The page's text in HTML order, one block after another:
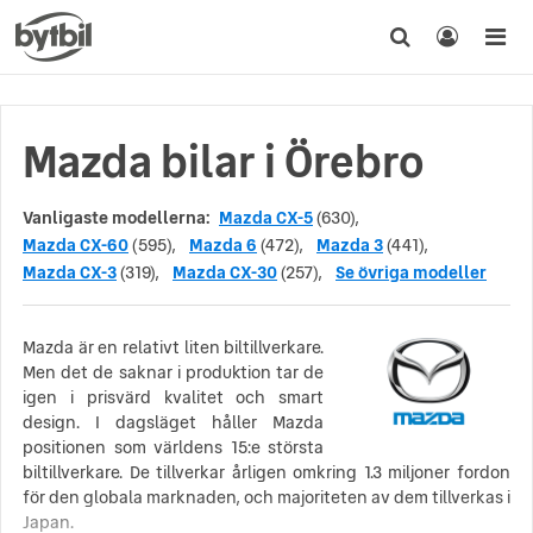
Mazda bilar i Örebro
Vanligaste modellerna: Mazda CX-5(630),
Mazda CX-60(595), Mazda 6 (472), Mazda 3(441),
Mazda CX-3(319), Mazda CX-30(257), Se övriga modeller
Mazda är en relativt liten biltillverkare.
Men det de saknar i produktion tar de
igen i prisvärd kvalitet och smart
design. I dagsläget håller Mazda
positionen som världens 15:e största
biltillverkare. De tillverkar årligen omkring 1.3 miljoner fordon
för den globala marknaden, och majoriteten av dem tillverkas i
Japan.